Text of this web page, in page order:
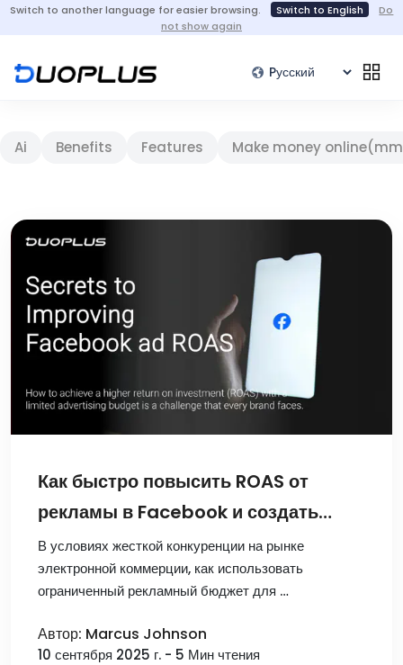
Switch to another language for easier browsing. Switch to English
Do
not show again
Ai Benefits Features Make money
Как быстро повысить ROAS от
рекламы в Facebook и создать
эффективные рекламные
кампании?
В условиях жесткой конкуренции на рынке
электронной коммерции, как использовать
ограниченный рекламный бюджет для …
Автор: Marcus Johnson
10 сентября 2025 г. - 5 Мин чтения